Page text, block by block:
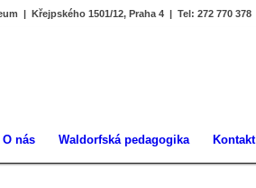
| Křejpského 1501/12, Praha 4 | Tel: 272 770 378
O nás Waldorfská pedagogika Kontakt